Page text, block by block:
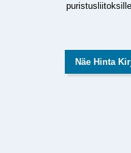
Näe Hinta